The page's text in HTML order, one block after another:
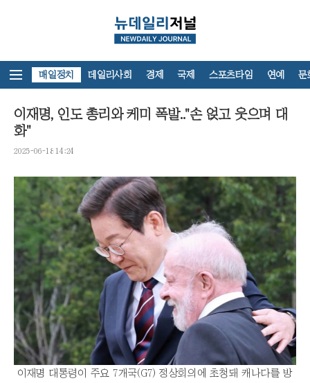
뉴스홈 매일정치 데일리사회 경제 국제 스포츠타임 연예 문
이재명, 인도 총리와 케미 폭발.."손 얹고 웃으며 대
화"
2025-06-18 14:24
이재명 대통령이 주요 7개국(G7) 정상회의에 초청돼 캐나다를 방